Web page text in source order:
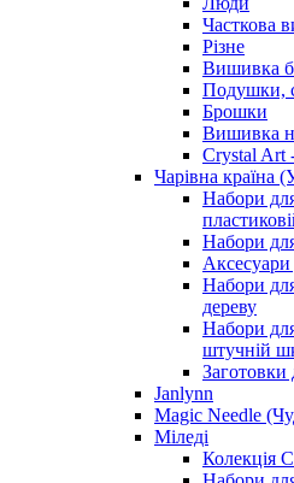
Часткова
Різне
Вишивка
Подушки,
Брошки
Вишивка
Crystal Art
Чарівна країна
Набори
Набори
Аксесуари
Набори
дереву
Набори
штучній
Janlynn
Magic Needle
Міледі
Колекція